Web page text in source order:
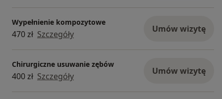
Wypełnienie kompozytowe
470 zł Szczegóły Umów wizytę
Chirurgiczne usuwanie zębów
400 zł Szczegóły Umów wizytę